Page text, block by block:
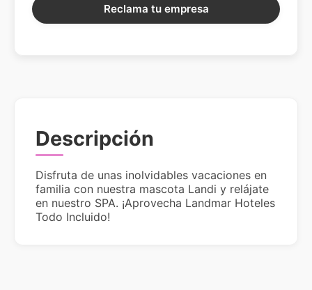
Reclama tu empresa
Descripción
Disfruta de unas inolvidables vacaciones en
familia con nuestra mascota Landi y relájate
en nuestro SPA. ¡Aprovecha Landmar Hoteles
Todo Incluido!